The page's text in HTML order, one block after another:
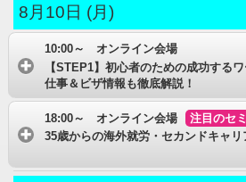
8月10日 (月)
10:00～ オンライン会場
【STEP1】初心者のための成功する
仕事＆ビザ情報も徹底解説！
18:00～ オンライン会場
注目のセ
35歳からの海外就労・セカンドキャ